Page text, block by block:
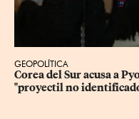
GEOPOLÍTICA
Corea del Sur acusa a
"proyectil no